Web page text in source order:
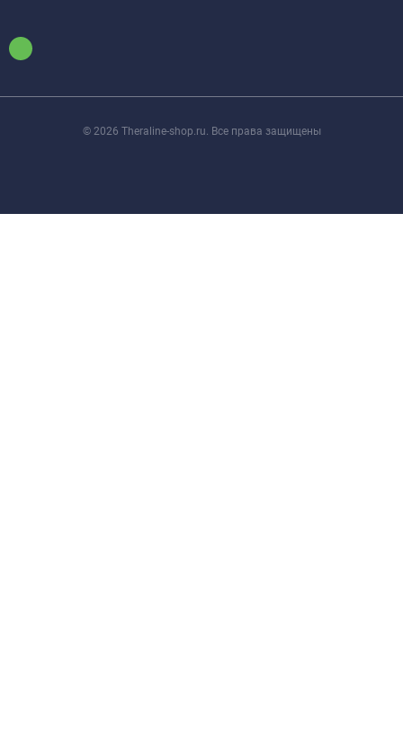
© 2026 Theraline-shop.ru. Все права защищены